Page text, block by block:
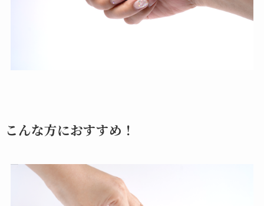
こんな方におすすめ！